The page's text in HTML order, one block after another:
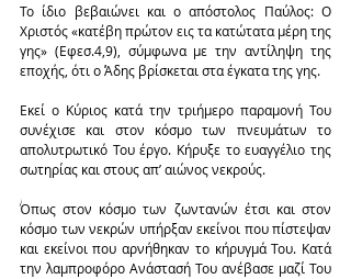
Το ίδιο βεβαιώνει και ο απόστολος Παύλος: Ο
Χριστός «κατέβη πρώτον εις τα κατώτατα μέρη της
γης» (Εφεσ.4,9), σύμφωνα με την αντίληψη της
εποχής, ότι ο Άδης βρίσκεται στα έγκατα της γης.
Εκεί ο Κύριος κατά την τριήμερο παραμονή Του
συνέχισε και στον κόσμο των πνευμάτων το
απολυτρωτικό Του έργο. Κήρυξε το ευαγγέλιο της
σωτηρίας και στους απ’ αιώνος νεκρούς.
Όπως στον κόσμο των ζωντανών έτσι και στον
κόσμο των νεκρών υπήρξαν εκείνοι που πίστεψαν
και εκείνοι που αρνήθηκαν το κήρυγμά Του. Κατά
την λαμπροφόρο Ανάστασή Του ανέβασε μαζί Του